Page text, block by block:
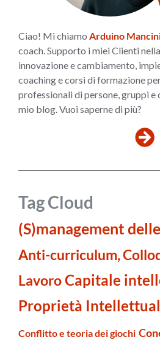
Ciao! Mi chiamo Arduino
coach. Supporto i miei Clienti
innovazione e cambiamento,
coaching e corsi di formazione
professionali di persone, gruppi e
mio blog. Vuoi saperne di più?
Tag Cloud
(S)management
Anti-curriculum,
LavoroCapitale
Proprietà
Conflitto e teoria dei giochi